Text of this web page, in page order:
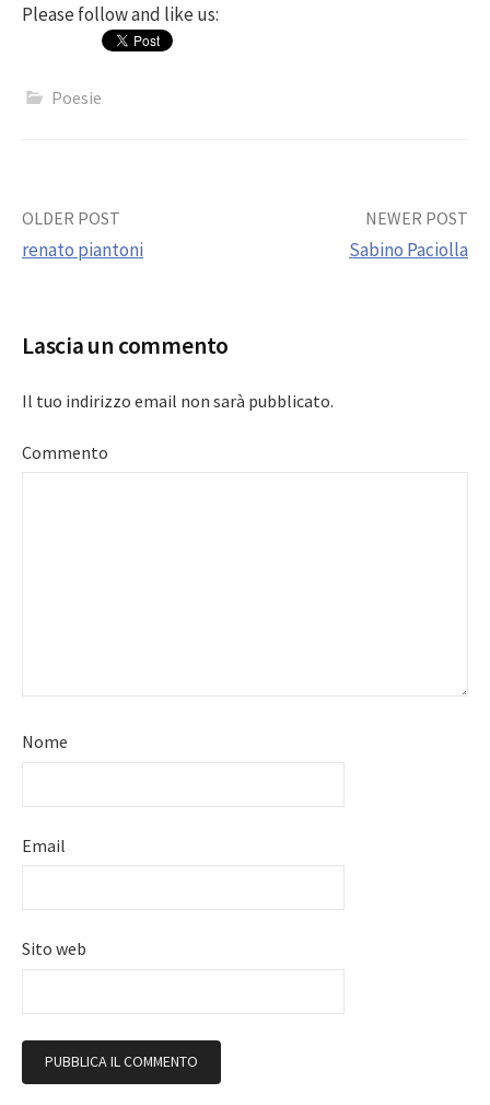
Please follow and like us:
Poesie
Post
OLDER POST
renato piantoni
NEWER POST
Sabino Paciolla
Lascia un commento
Il tuo indirizzo email non sarà pubblicato.
Commento
Nome
Email
Sito web